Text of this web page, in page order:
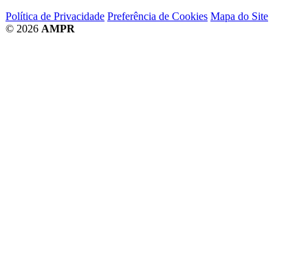
Política de Privacidade Preferência de Cookies Mapa do Site
© 2026 AMPR